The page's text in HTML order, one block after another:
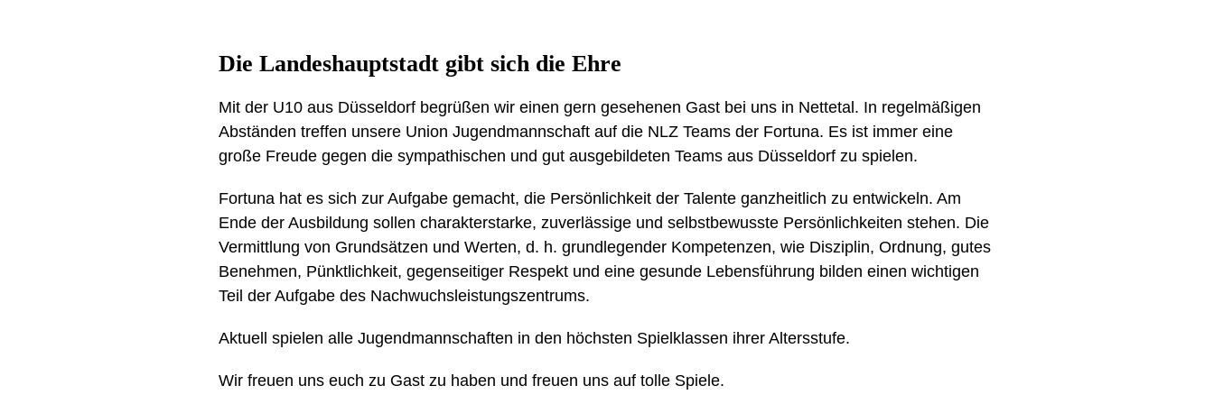
Die Landeshauptstadt gibt sich die Ehre
Mit der U10 aus Düsseldorf begrüßen wir einen gern gesehenen Gast bei uns in Nettetal. In regelmäßigen
Abständen treffen unsere Union Jugendmannschaft auf die NLZ Teams der Fortuna. Es ist immer eine
große Freude gegen die sympathischen und gut ausgebildeten Teams aus Düsseldorf zu spielen.
Fortuna hat es sich zur Aufgabe gemacht, die Persönlichkeit der Talente ganzheitlich zu entwickeln. Am
Ende der Ausbildung sollen charakterstarke, zuverlässige und selbstbewusste Persönlichkeiten stehen. Die
Vermittlung von Grundsätzen und Werten, d. h. grundlegender Kompetenzen, wie Disziplin, Ordnung, gutes
Benehmen, Pünktlichkeit, gegenseitiger Respekt und eine gesunde Lebensführung bilden einen wichtigen
Teil der Aufgabe des Nachwuchsleistungszentrums.
Aktuell spielen alle Jugendmannschaften in den höchsten Spielklassen ihrer Altersstufe.
Wir freuen uns euch zu Gast zu haben und freuen uns auf tolle Spiele.